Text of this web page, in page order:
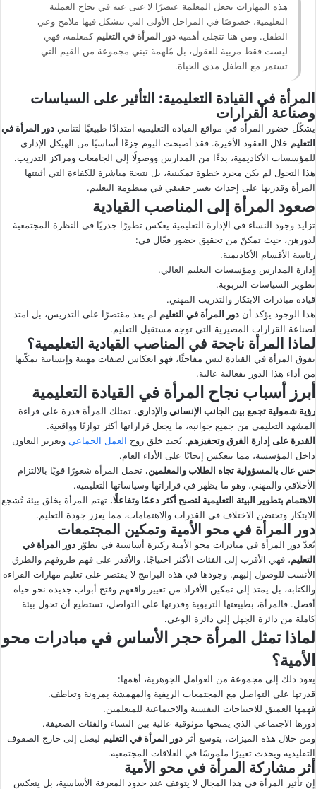
هذه المهارات تجعل المعلمة عنصرًا لا غنى عنه في نجاح العملية
التعليمية، خصوصًا في المراحل الأولى التي تتشكل فيها ملامح وعي
الطفل. ومن هنا تتجلى أهمية دور المرأة في التعليم كمعلمة، فهي
ليست فقط مربية للعقول، بل مُلهمة تبني مجموعة من القيم التي
تستمر مع الطفل مدى الحياة.
المرأة في القيادة التعليمية: التأثير على السياسات
وصناعة القرارات
يشكّل حضور المرأة في مواقع القيادة التعليمية امتدادًا طبيعيًا لتنامي دور المرأة في
التعليم خلال العقود الأخيرة. فقد أصبحت اليوم جزءًا أساسيًا من الهيكل الإداري
للمؤسسات الأكاديمية، بدءًا من المدارس ووصولًا إلى الجامعات ومراكز التدريب.
هذا التحول لم يكن مجرد خطوة تمكينية، بل نتيجة مباشرة للكفاءة التي أثبتتها
المرأة وقدرتها على إحداث تغيير حقيقي في منظومة التعليم.
صعود المرأة إلى المناصب القيادية
تزايد وجود النساء في الإدارة التعليمية يعكس تطورًا جذريًا في النظرة المجتمعية
لدورهن، حيث تمكنّ من تحقيق حضور فعّال في:
رئاسة الأقسام الأكاديمية.
إدارة المدارس ومؤسسات التعليم العالي.
تطوير السياسات التربوية.
قيادة مبادرات الابتكار والتدريب المهني.
هذا الوجود يؤكد أن دور المرأة في التعليم لم يعد مقتصرًا على التدريس، بل امتد
لصناعة القرارات المصيرية التي توجه مستقبل التعليم.
لماذا المرأة ناجحة في المناصب القيادية التعليمية؟
تفوق المرأة في القيادة ليس مفاجئًا، فهو انعكاس لصفات مهنية وإنسانية تمكّنها
من أداء هذا الدور بفعالية عالية.
أبرز أسباب نجاح المرأة في القيادة التعليمية
رؤية شمولية تجمع بين الجانب الإنساني والإداري. تمتلك المرأة قدرة على قراءة
المشهد التعليمي من جميع جوانبه، ما يجعل قراراتها أكثر توازنًا وواقعية.
القدرة على إدارة الفرق وتحفيزهم. تُجيد خلق روح العمل الجماعي وتعزيز التعاون
داخل المؤسسة، مما ينعكس إيجابًا على الأداء العام.
حس عال بالمسؤولية تجاه الطلاب والمعلمين. تحمل المرأة شعورًا قويًا بالالتزام
الأخلاقي والمهني، وهو ما يظهر في قراراتها وسياساتها التعليمية.
الاهتمام بتطوير البيئة التعليمية لتصبح أكثر دعمًا وتفاعلًا. تهتم المرأة بخلق بيئة تُشجع
الابتكار وتحتضن الاختلاف في القدرات والاهتمامات، مما يعزز جودة التعليم.
دور المرأة في محو الأمية وتمكين المجتمعات
يُعدّ دور المرأة في مبادرات محو الأمية ركيزة أساسية في تطوّر دور المرأة في
التعليم، فهي الأقرب إلى الفئات الأكثر احتياجًا، والأقدر على فهم ظروفهم والطرق
الأنسب للوصول إليهم. وجودها في هذه البرامج لا يقتصر على تعليم مهارات القراءة
والكتابة، بل يمتد إلى تمكين الأفراد من تغيير واقعهم وفتح أبواب جديدة نحو حياة
أفضل. فالمرأة، بطبيعتها التربوية وقدرتها على التواصل، تستطيع أن تحول بيئة
كاملة من دائرة الجهل إلى دائرة الوعي.
لماذا تمثل المرأة حجر الأساس في مبادرات محو
الأمية؟
يعود ذلك إلى مجموعة من العوامل الجوهرية، أهمها:
قدرتها على التواصل مع المجتمعات الريفية والمهمشة بمرونة وتعاطف.
فهمها العميق للاحتياجات النفسية والاجتماعية للمتعلمين.
دورها الاجتماعي الذي يمنحها موثوقية عالية بين النساء والفئات الضعيفة.
ومن خلال هذه الميزات، يتوسع أثر دور المرأة في التعليم ليصل إلى خارج الصفوف
التقليدية ويحدث تغييرًا ملموسًا في العلاقات المجتمعية.
أثر مشاركة المرأة في محو الأمية
إن تأثير المرأة في هذا المجال لا يتوقف عند حدود المعرفة الأساسية، بل ينعكس